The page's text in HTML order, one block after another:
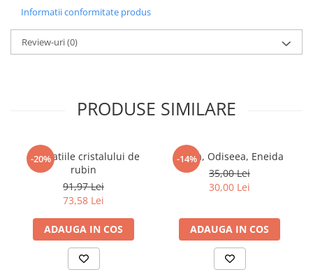
SF & Fantasy
Teatru
Teens Book Club
Adezivi si benzi adezive
Accesorii Arhivare
Calculator
Hartie si Accesorii
Organizare si Arhivare
Seturi birotica
Articole scolare
Informatii conformitate produs
Review-uri(0)
PRODUSE SIMILARE
-20%
Revelatiile cristalului de
rubin
91,97 Lei
73,58 Lei
ADAUGA IN COS
-14%
Iliada, Odiseea, Eneida
35,00 Lei
30,00 Lei
ADAUGA IN COS